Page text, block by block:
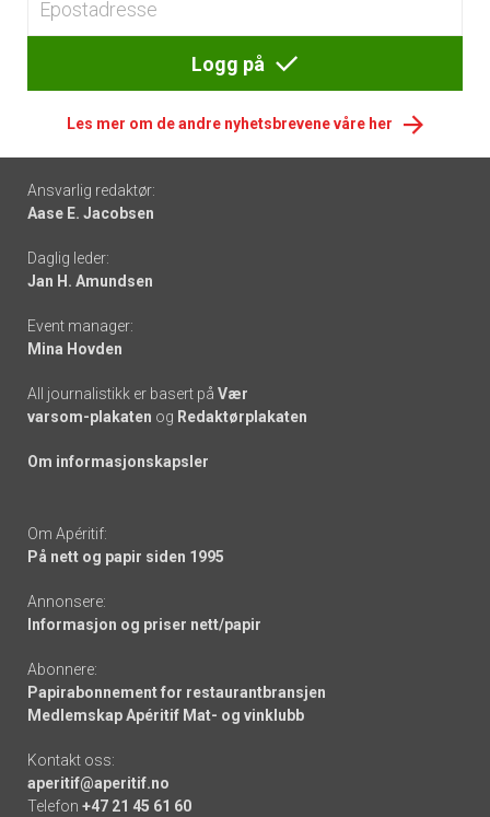
Logg på
Les mer om de andre nyhetsbrevene våre her
Footer
-
links
Ansvarlig redaktør:
Aase E. Jacobsen
Daglig leder:
Jan H. Amundsen
Event manager:
Mina Hovden
All journalistikk er basert på Vær
varsom-plakaten og Redaktørplakaten
Om informasjonskapsler
Om Apéritif:
På nett og papir siden 1995
Annonsere:
Informasjon og priser nett/papir
Abonnere:
Papirabonnement for restaurantbransjen
Medlemskap Apéritif Mat- og vinklubb
Kontakt oss:
aperitif@aperitif.no
Telefon +47 21 45 61 60